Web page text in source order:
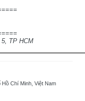
TP HCM
Chí Minh, Việt Nam